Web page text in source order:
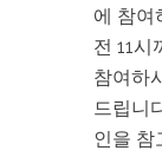
에 참여
전 11시
참여하
드립니
인을 참